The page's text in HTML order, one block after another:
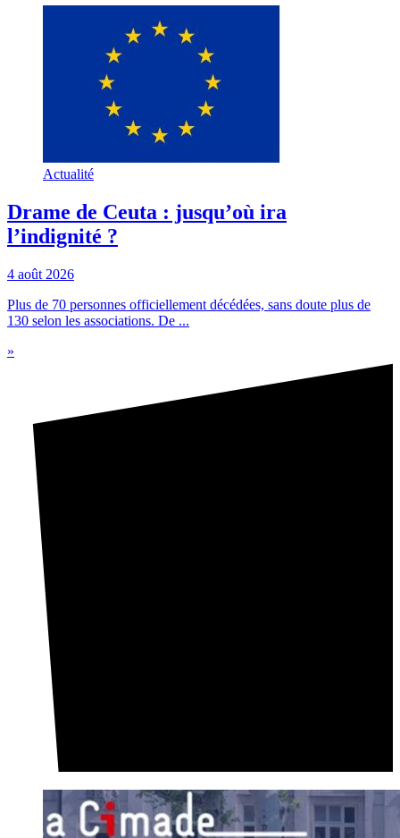
Actualité
Drame de Ceuta : jusqu’où ira
l’indignité ?
4 août 2026
Plus de 70 personnes officiellement décédées, sans doute plus de
130 selon les associations. De ...
»